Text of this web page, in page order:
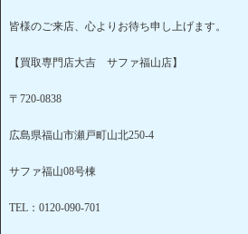
皆様のご来店、心よりお待ち申し上げます。
【買取専門店大吉 サファ福山店】
〒720-0838
広島県福山市瀬戸町山北250-4
サファ福山08号棟
TEL：0120-090-701